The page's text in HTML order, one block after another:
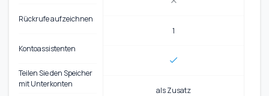
Rückrufe aufzeichnen
Kontoassistenten
Teilen Sie den Speicher
mit Unterkonten
1
als Zusatz